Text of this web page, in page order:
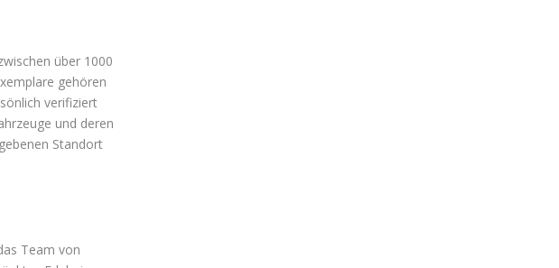
über 1000
gehören
verifiziert
und deren
Standort
Team von